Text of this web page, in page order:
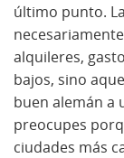
último punto.
alquileres,
bajos, sino
buen alemán a
preocupes
ciudades más